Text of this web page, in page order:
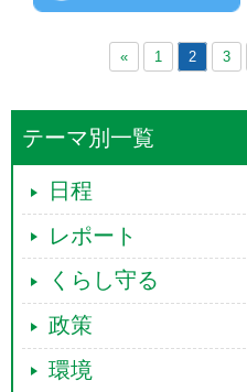
« 1 2 3
テーマ別一覧
日程
レポート
くらし守る
政策
環境